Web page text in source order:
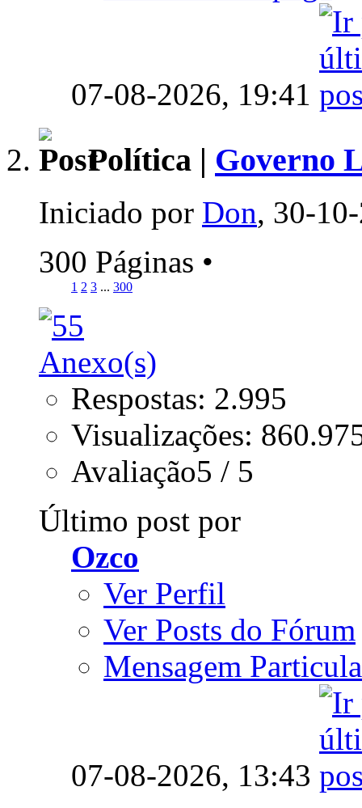
07-08-2026, 19:41
Política | Governo
Iniciado por Don, 30-
300 Páginas •
1 2 3 ... 300
Respostas: 2.995
Visualizações:
Avaliação5 / 5
Último post por
Ozco
Ver Perfil
Ver Posts do Fórum
Mensagem
07-08-2026, 13:43